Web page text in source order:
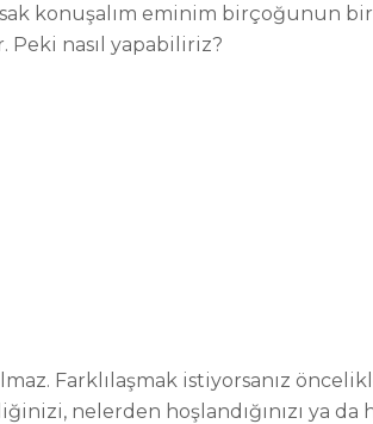
konuşalım eminim birçoğunun bir
nasıl yapabiliriz?
Farklılaşmak istiyorsanız
nelerden hoşlandığınızı ya da